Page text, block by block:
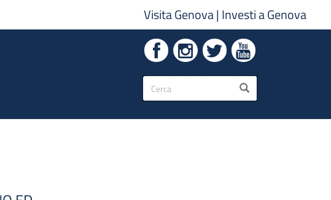
Visita Genova| Investi a Genova
Form
di
ricerca
CERCA